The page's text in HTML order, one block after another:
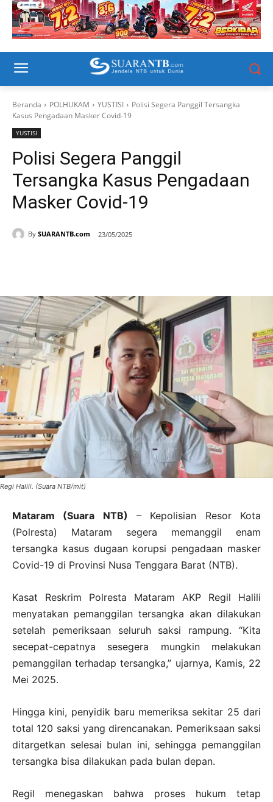
Beranda POLHUKAM YUSTISI
Polisi Segera Panggil Tersangka
Kasus Pengadaan Masker Covid-19
YUSTISI
Polisi Segera Panggil
Tersangka Kasus Pengadaan
Masker Covid-19
By SUARANTB.com 23/05/2025
Regi Halili. (Suara NTB/mit)
Mataram (Suara NTB) – Kepolisian Resor Kota
(Polresta) Mataram segera memanggil enam
tersangka kasus dugaan korupsi pengadaan masker
Covid-19 di Provinsi Nusa Tenggara Barat (NTB).
Kasat Reskrim Polresta Mataram AKP Regil Halili
menyatakan pemanggilan tersangka akan dilakukan
setelah pemeriksaan seluruh saksi rampung. “Kita
secepat-cepatnya sesegera mungkin melakukan
pemanggilan terhadap tersangka,” ujarnya, Kamis, 22
Mei 2025.
Hingga kini, penyidik baru memeriksa sekitar 25 dari
total 120 saksi yang direncanakan. Pemeriksaan saksi
ditargetkan selesai bulan ini, sehingga pemanggilan
tersangka bisa dilakukan pada bulan depan.
Regil menegaskan bahwa proses hukum tetap